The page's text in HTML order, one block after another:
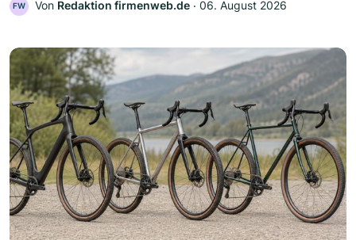
FW Von Redaktion firmenweb.de ‧ 06. August 2026